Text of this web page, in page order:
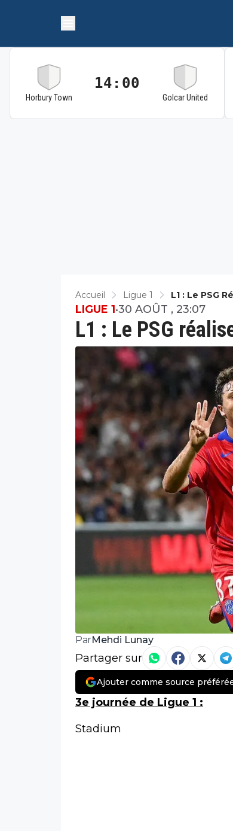
Horbury Town
14:00
Golcar United
Accueil Ligue 1 L1 : Le PSG
L1 : Le PSG
LIGUE 1•30 AOÛT , 23:07
ParMehdi Lunay
Partager sur
Ajouter comme source
3e journée de Ligue 1 :
Stadium